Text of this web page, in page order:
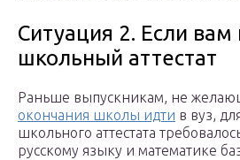
Ситуация 2. Если вам
школьный аттестат
Раньше выпускникам, не
окончания школы идти в вуз,
школьного аттестата
русскому языку и математике